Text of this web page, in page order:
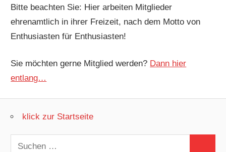
Bitte beachten Sie: Hier arbeiten Mitglieder
ehrenamtlich in ihrer Freizeit, nach dem Motto von
Enthusiasten für Enthusiasten!
Sie möchten gerne Mitglied werden? Dann hier
entlang…
klick zur Startseite
Suchen